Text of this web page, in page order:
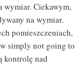
wymiar. Ciekawym,
na wymiar.
pomieszczeniach,
simply not going to
kontrolę nad